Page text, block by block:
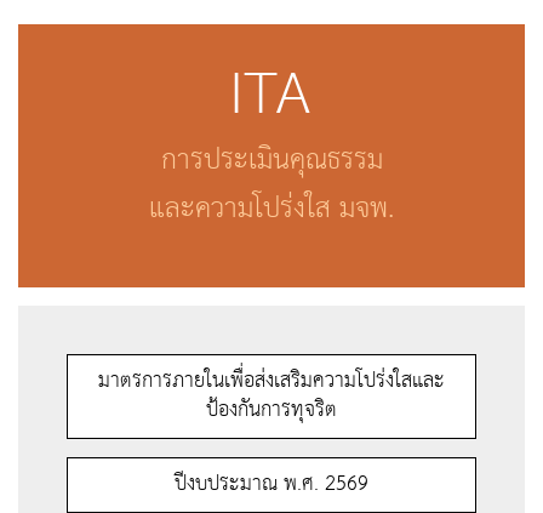
ITA
การประเมินคุณธรรม
และความโปร่งใส มจพ.
มาตรการภายในเพื่อส่งเสริมความโปร่งใสและ
ป้องกันการทุจริต
ปีงบประมาณ พ.ศ. 2569